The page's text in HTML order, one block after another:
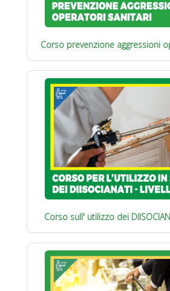
Corso prevenzione aggressioni
Corso sull' utilizzo dei